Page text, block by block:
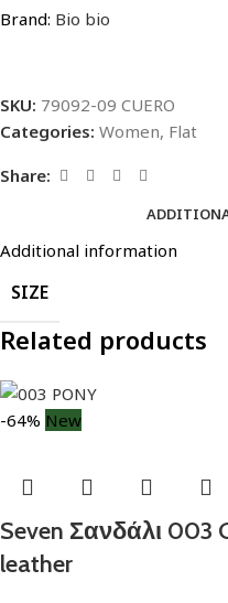
Brand: Bio bio
SKU: 79092-09 CUERO
Categories: Women, Flat
Share:
Additional information
SIZE
Related products
-64% New
Seven Σανδάλι 003
leather